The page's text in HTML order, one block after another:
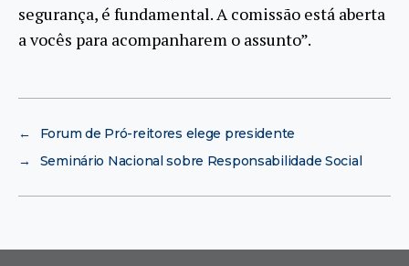
segurança, é fundamental. A comissão está aberta
a vocês para acompanharem o assunto”.
←
Forum de Pró-reitores elege presidente
→
Seminário Nacional sobre Responsabilidade Social